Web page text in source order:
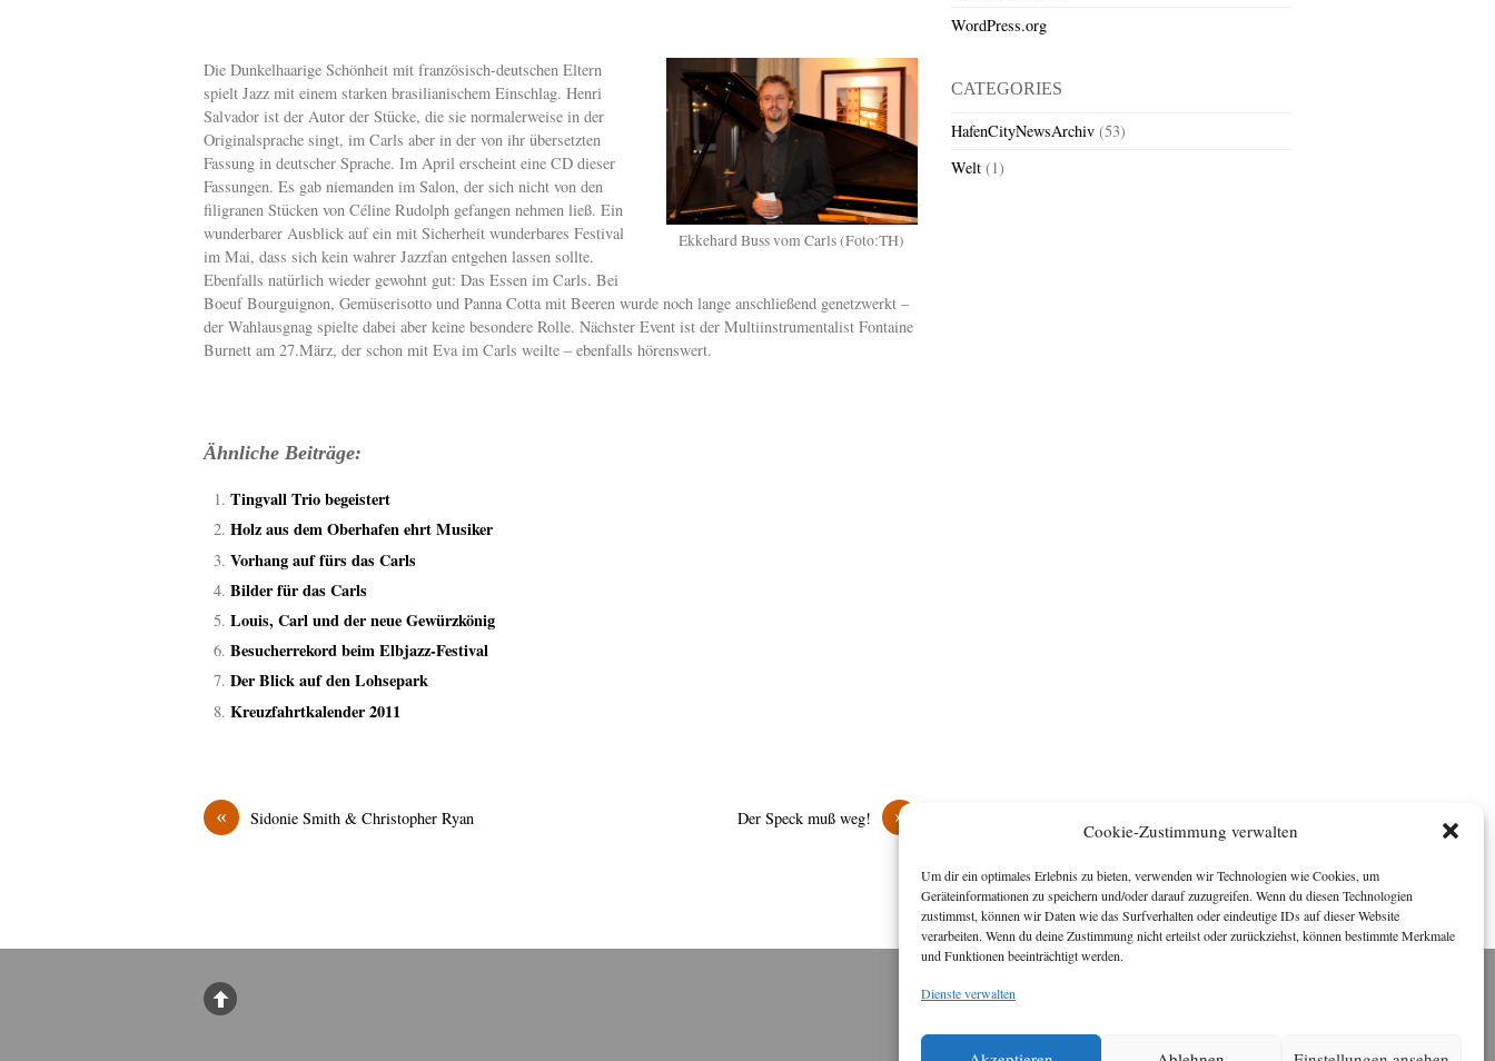
Cookie-Zustimmung verwalten
Um dir ein optimales Erlebnis zu bieten, verwenden wir Technologien wie Cookies, um
Geräteinformationen zu speichern und/oder darauf zuzugreifen. Wenn du diesen Technologien
zustimmst, können wir Daten wie das Surfverhalten oder eindeutige IDs auf dieser Website
verarbeiten. Wenn du deine Zustimmung nicht erteilst oder zurückziehst, können bestimmte Merkmale
und Funktionen beeinträchtigt werden.
Dienste verwalten
Ekkehard Buss vom Carls (Foto:TH)
Die Dunkelhaarige Schönheit mit französisch-deutschen Eltern
spielt Jazz mit einem starken brasilianischem Einschlag. Henri
Salvador ist der Autor der Stücke, die sie normalerweise in der
Originalsprache singt, im Carls aber in der von ihr übersetzten
Fassung in deutscher Sprache. Im April erscheint eine CD dieser
Fassungen. Es gab niemanden im Salon, der sich nicht von den
filigranen Stücken von Céline Rudolph gefangen nehmen ließ. Ein
wunderbarer Ausblick auf ein mit Sicherheit wunderbares Festival
im Mai, dass sich kein wahrer Jazzfan entgehen lassen sollte.
Ebenfalls natürlich wieder gewohnt gut: Das Essen im Carls. Bei
Boeuf Bourguignon, Gemüserisotto und Panna Cotta mit Beeren wurde noch lange anschließend genetzwerkt –
der Wahlausgnag spielte dabei aber keine besondere Rolle. Nächster Event ist der Multiinstrumentalist Fontaine
Burnett am 27.März, der schon mit Eva im Carls weilte – ebenfalls hörenswert.
Ähnliche Beiträge:
Tingvall Trio begeistert
Holz aus dem Oberhafen ehrt Musiker
Vorhang auf fürs das Carls
Bilder für das Carls
Louis, Carl und der neue Gewürzkönig
Besucherrekord beim Elbjazz-Festival
Der Blick auf den Lohsepark
Kreuzfahrtkalender 2011
« Sidonie Smith & Christopher Ryan »
Der Speck muß weg!
WordPress.org
CATEGORIES
HafenCityNewsArchiv (53)
Welt (1)
Diese Webseite stellt Inhalte der ersten zehn Jahre der